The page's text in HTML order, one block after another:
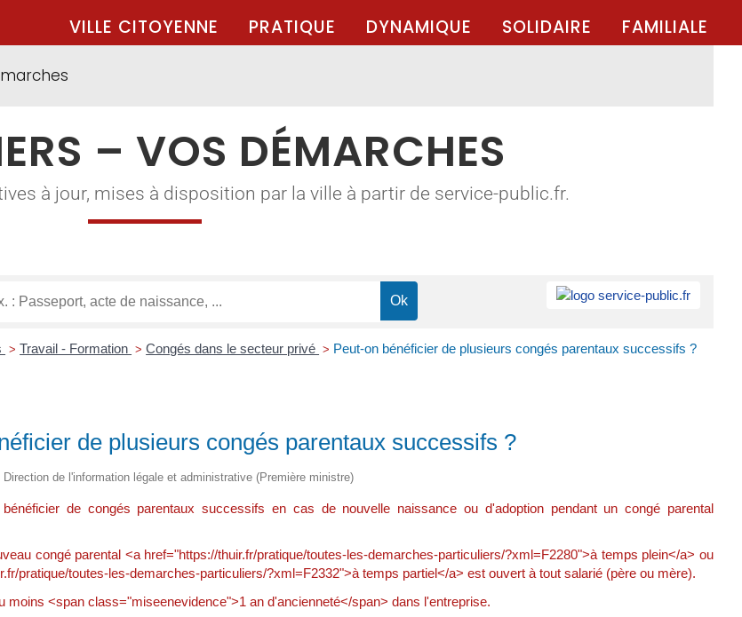
VILLE CITOYENNE PRATIQUE DYNAMIQUE SOLIDAIRE FAMILIALE
– VOS DÉMARCHES
à jour, mises à disposition par la ville à partir de service-public.fr.
> Travail - Formation > Congés dans le secteur privé > Peut-on bénéficier de plusieurs congés parentaux successifs ?
de plusieurs congés parentaux successifs ?
de l'information légale et administrative (Première ministre)
de congés parentaux successifs en cas de nouvelle naissance ou d'adoption pendant un congé parental
congé parental <a href="https://thuir.fr/pratique/toutes-les-demarches-particuliers/?xml=F2280">à temps plein</a> ou
pratique/toutes-les-demarches-particuliers/?xml=F2332">à temps partiel</a> est ouvert à tout salarié (père ou mère).
moins <span class="miseenevidence">1 an d'ancienneté</span> dans l'entreprise.